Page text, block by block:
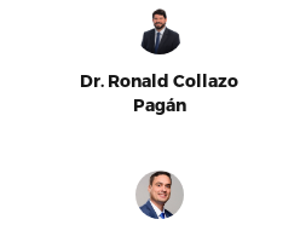
Dr. Ronald Collazo
Pagán